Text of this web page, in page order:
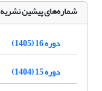
شماره‌های پیشین نشریه
دوره 16 (1405)
دوره 15 (1404)